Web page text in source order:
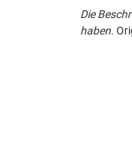
Die
haben.